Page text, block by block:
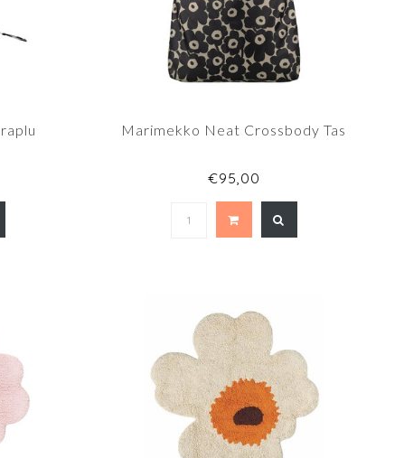
Marimekko Neat Crossbody Tas
€95,00